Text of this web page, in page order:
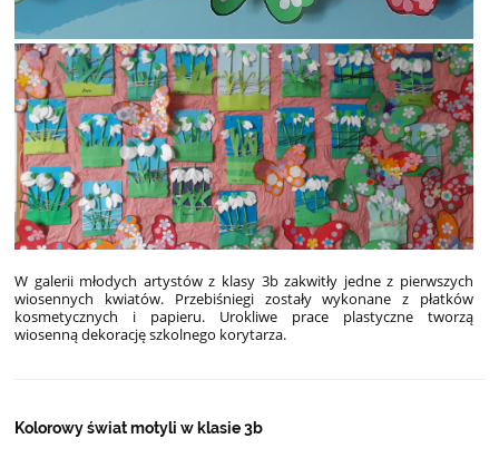
W galerii młodych artystów z klasy 3b zakwitły jedne z pierwszych
wiosennych kwiatów. Przebiśniegi zostały wykonane z płatków
kosmetycznych i papieru. Urokliwe prace plastyczne tworzą
wiosenną dekorację szkolnego korytarza.
Kolorowy świat motyli w klasie 3b